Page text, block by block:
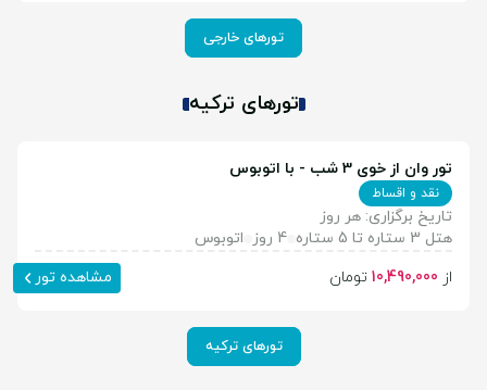
تورهای خارجی
تورهای ترکیه
تور وان از خوی 3 شب - با اتوبوس
نقد و اقساط
تاریخ برگزاری: هر روز
هتل 3 ستاره تا 5 ستاره
4 روز
اتوبوس
از 10,490,000 تومان مشاهده تور
تورهای ترکیه